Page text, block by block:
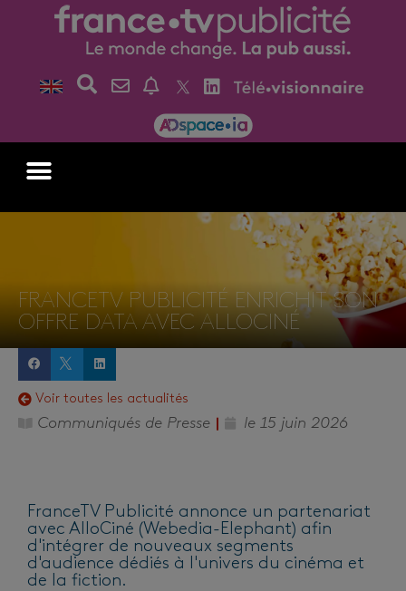
FRANCETV PUBLICITÉ ENRICHIT SON
OFFRE DATA AVEC ALLOCINÉ
Voir toutes les actualités
Communiqués de Presse le 15 juin 2026
FranceTV Publicité annonce un partenariat
avec AlloCiné (Webedia-Elephant) afin
d'intégrer de nouveaux segments
d'audience dédiés à l'univers du cinéma et
de la fiction.